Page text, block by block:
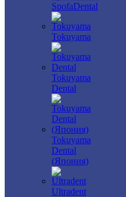
SpofaDental
Tokuyama
Tokuyama
Dental
Tokuyama
Dental
(Япония)
Ultradent